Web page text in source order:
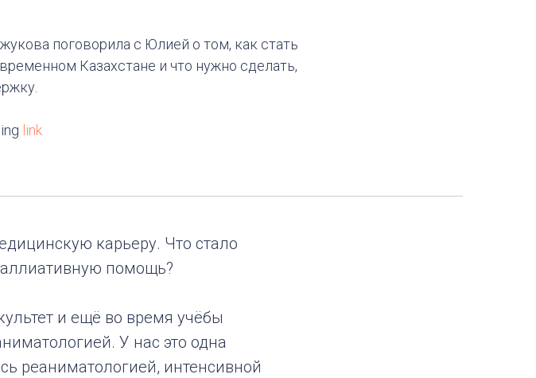
поговорила с Юлией о том, как стать
Казахстане и что нужно сделать,
link
карьеру. Что стало
помощь?
и ещё во время учёбы
У нас это одна
реаниматологией, интенсивной